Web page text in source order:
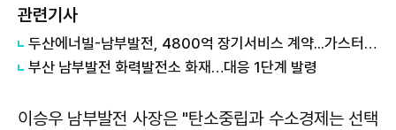
관련기사
두산에너빌-남부발전, 4800억 장기서비스 계약...가스터빈 밸류체인 확대
부산 남부발전 화력발전소 화재…대응 1단계 발령
이승우 남부발전 사장은 "탄소중립과 수소경제는 선택